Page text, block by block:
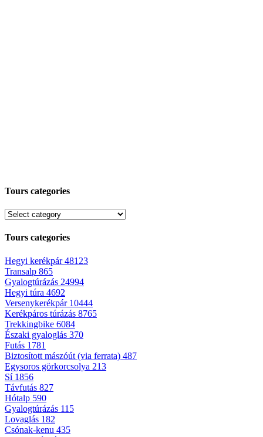
Tours categories
Tours categories
Hegyi kerékpár48123
Transalp 865
Gyalogtúrázás 24994
Hegyi túra 4692
Versenykerékpár 10444
Kerékpáros túrázás 8765
Trekkingbike 6084
Északi gyaloglás 370
Futás 1781
Biztosított mászóút (via ferrata) 487
Egysoros görkorcsolya 213
Sí 1856
Távfutás 827
Hótalp 590
Gyalogtúrázás 115
Lovaglás 182
Csónak-kenu 435